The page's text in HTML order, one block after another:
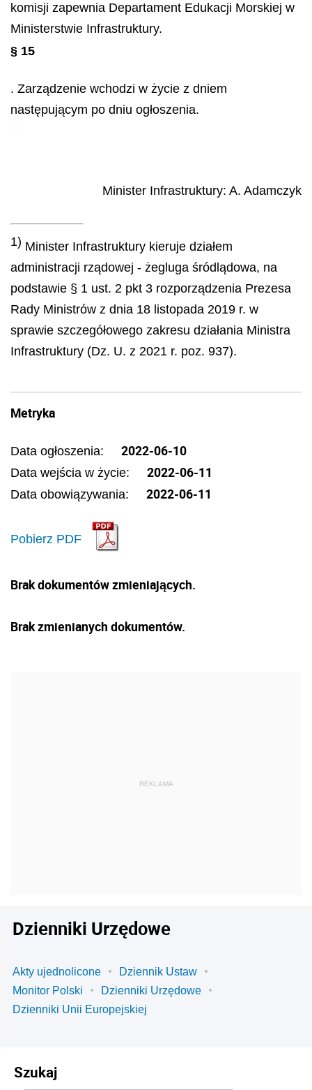
komisji zapewnia Departament Edukacji Morskiej w
Ministerstwie Infrastruktury.
§ 15
. Zarządzenie wchodzi w życie z dniem
następującym po dniu ogłoszenia.
Minister Infrastruktury: A. Adamczyk
1) Minister Infrastruktury kieruje działem
administracji rządowej - żegluga śródlądowa, na
podstawie § 1 ust. 2 pkt 3 rozporządzenia Prezesa
Rady Ministrów z dnia 18 listopada 2019 r. w
sprawie szczegółowego zakresu działania Ministra
Infrastruktury (Dz. U. z 2021 r. poz. 937).
Metryka
Data ogłoszenia: 2022-06-10
Data wejścia w życie: 2022-06-11
Data obowiązywania: 2022-06-11
Pobierz PDF
Brak dokumentów zmieniających.
Brak zmienianych dokumentów.
Dzienniki Urzędowe
Akty ujednolicone
Dziennik Ustaw
Monitor Polski
Dzienniki Urzędowe
Dzienniki Unii Europejskiej
Szukaj